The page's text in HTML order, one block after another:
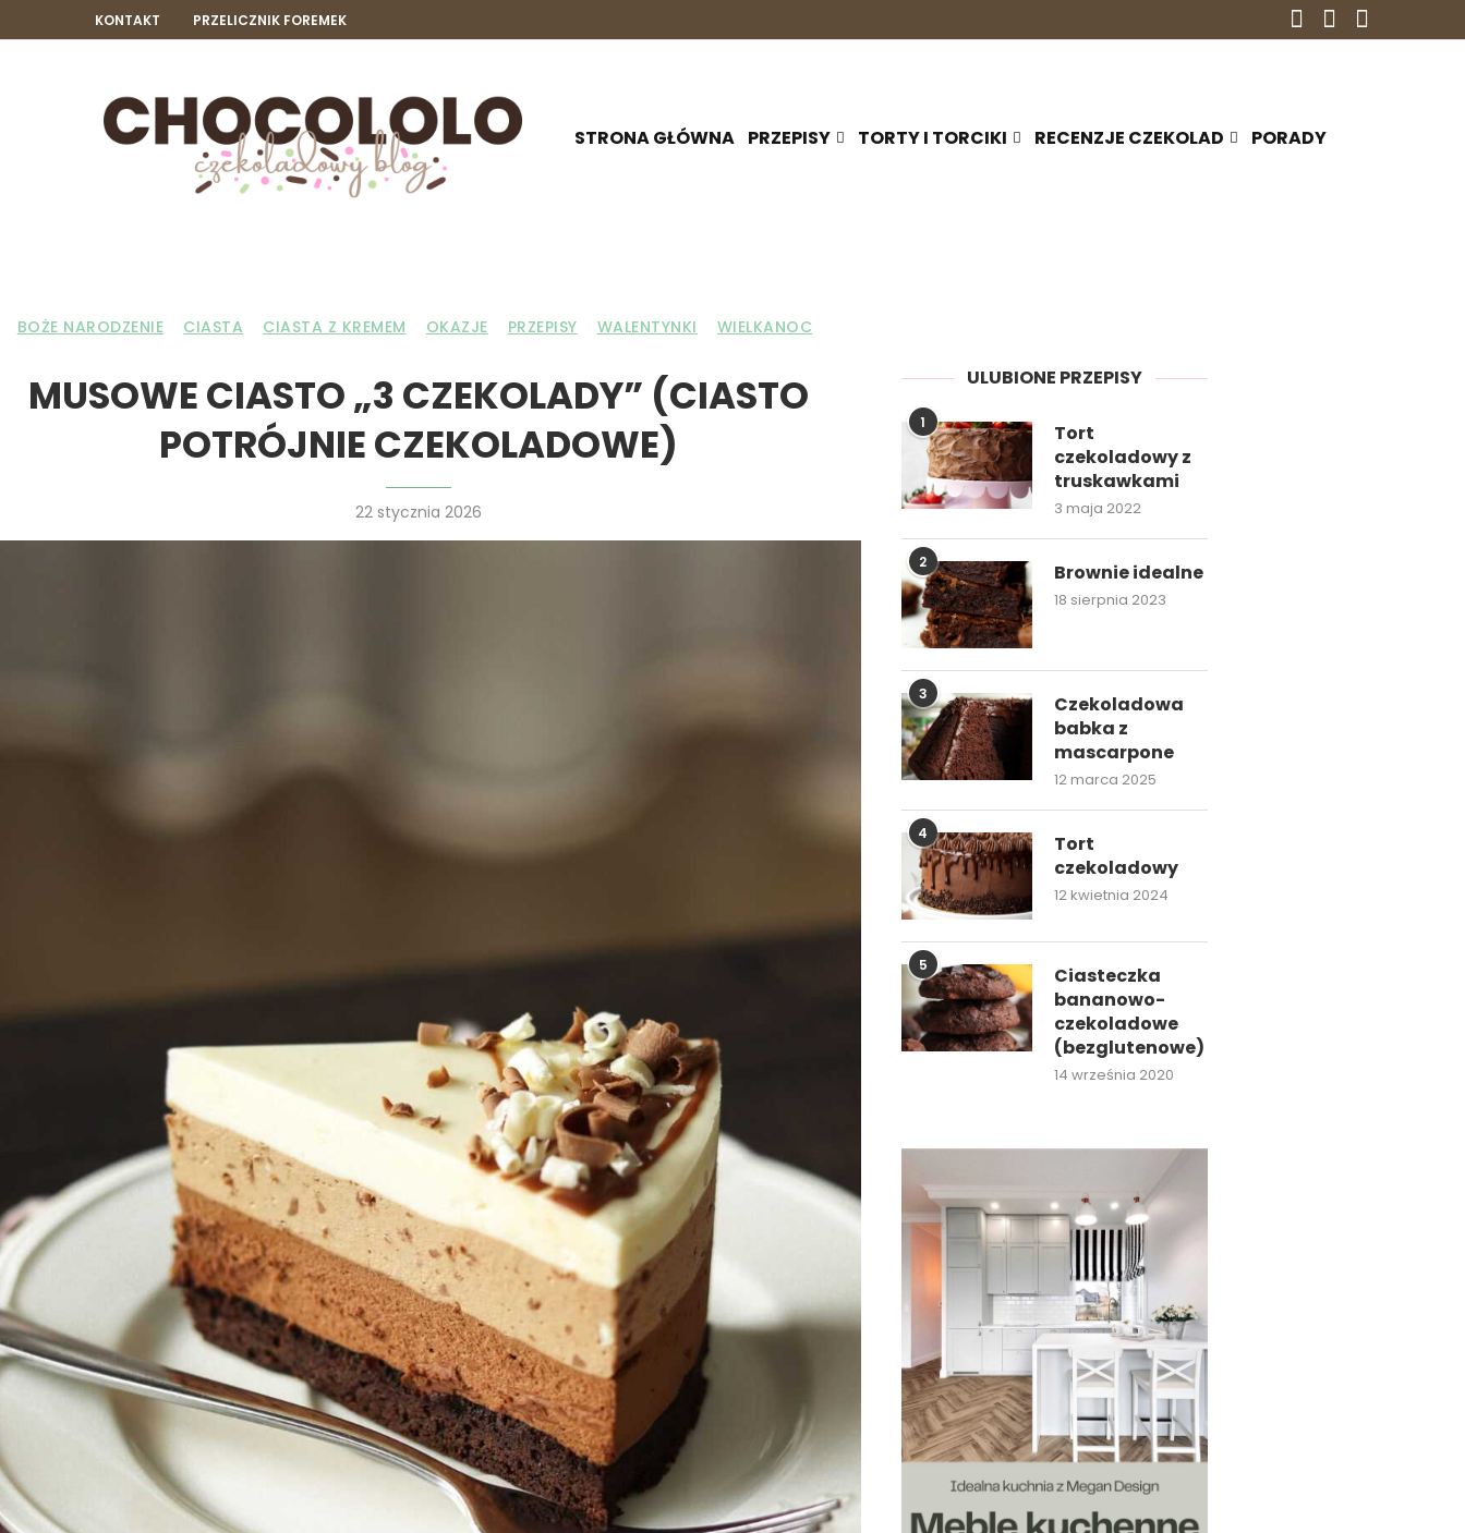
KONTAKT PRZELICZNIK FOREMEK
STRONA GŁÓWNA PRZEPISY TORTY I TORCIKI RECENZJE CZEKOLAD PORADY
BOŻE NARODZENIE CIASTA CIASTA Z KREMEM OKAZJE PRZEPISY WALENTYNKI WIELKANOC
MUSOWE CIASTO „3 CZEKOLADY” (CIASTO
POTRÓJNIE CZEKOLADOWE)
22 stycznia 2026
ULUBIONE PRZEPISY
1
Tort
czekoladowy z
truskawkami
3 maja 2022
2 Brownie idealne
18 sierpnia 2023
3
Czekoladowa
babka z
mascarpone
12 marca 2025
4
Tort
czekoladowy
12 kwietnia 2024
5
Ciasteczka
bananowo-
czekoladowe
(bezglutenowe)
14 września 2020